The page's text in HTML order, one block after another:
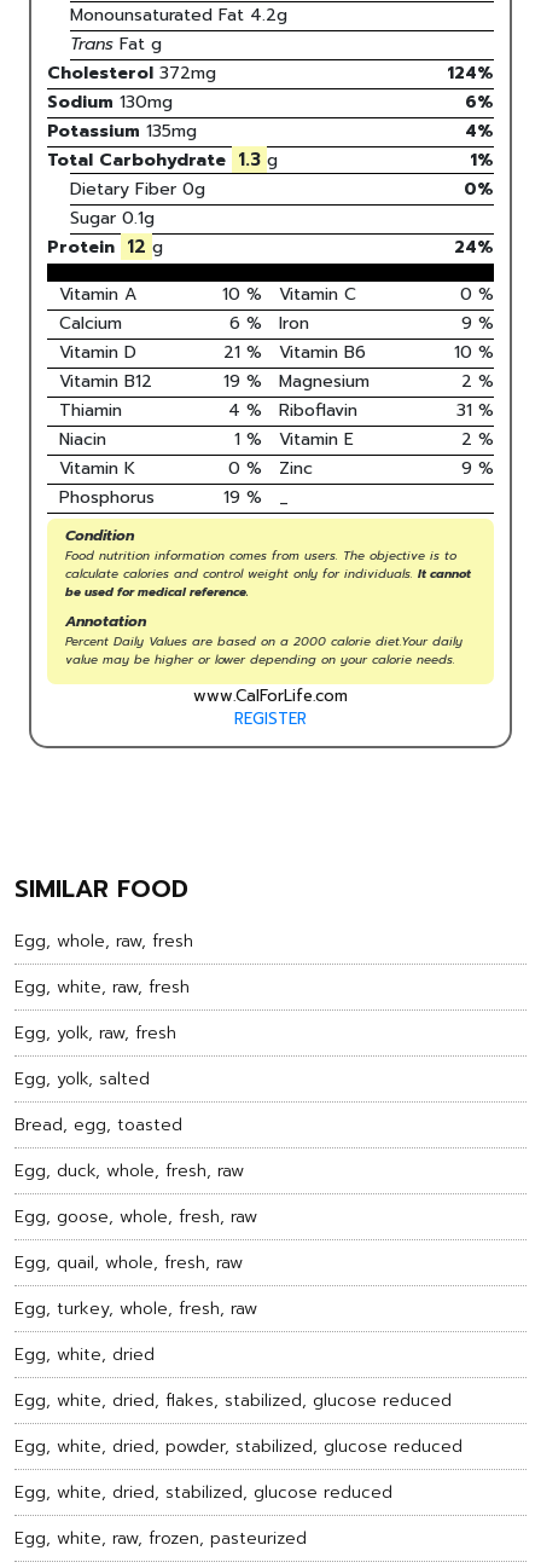
Monounsaturated Fat 4.2g
TransFat g
Cholesterol 372mg 124%
Sodium 130mg 6%
Potassium 135mg 4%
Total Carbohydrate 1.3 g 1%
Dietary Fiber 0g
0%
Sugar 0.1g
Protein 12 g 24%
Vitamin A
10 % Vitamin C 0 %
Calcium
6 % Iron 9 %
Vitamin D
21 % Vitamin B6 10 %
Vitamin B12
19 % Magnesium 2 %
Thiamin
4 % Riboflavin 31 %
Niacin
1 % Vitamin E 2 %
Vitamin K
0 % Zinc 9 %
Phosphorus
19 % _
Condition
Food nutrition information comes from users. The objective is to
calculate calories and control weight only for individuals. It cannot
be used for medical reference.
Annotation
Percent Daily Values are based on a 2000 calorie diet.Your daily
value may be higher or lower depending on your calorie needs.
www.CalForLife.com
REGISTER
SIMILAR FOOD
Egg, whole, raw, fresh
Egg, white, raw, fresh
Egg, yolk, raw, fresh
Egg, yolk, salted
Bread, egg, toasted
Egg, duck, whole, fresh, raw
Egg, goose, whole, fresh, raw
Egg, quail, whole, fresh, raw
Egg, turkey, whole, fresh, raw
Egg, white, dried
Egg, white, dried, flakes, stabilized, glucose reduced
Egg, white, dried, powder, stabilized, glucose reduced
Egg, white, dried, stabilized, glucose reduced
Egg, white, raw, frozen, pasteurized